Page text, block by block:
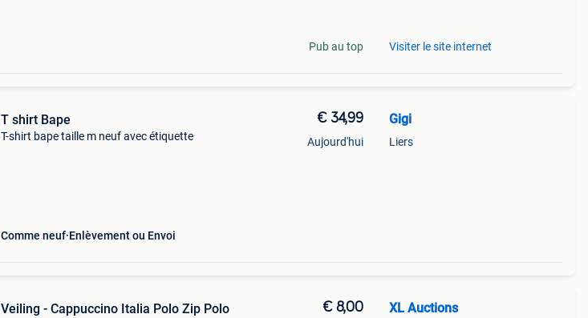
Pub au top Visiter le site internet
T shirt Bape
T-shirt bape taille m neuf avec étiquette
Comme neuf Enlèvement ou Envoi
€ 34,99
Aujourd'hui
Gigi
Liers
Veiling - Cappuccino Italia Polo Zip Polo
€ 8,00 XL Auctions